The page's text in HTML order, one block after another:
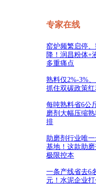
专家在线
窑炉频繁启停
降！润昌粉体+
多重痛点
熟料仅2%-3%
抓住双碳政策红
每吨熟料省6公
磨剂大幅压缩
排
助磨剂行业唯
基地！这款助
极限控本
一条产线省去6
元！水泥企业